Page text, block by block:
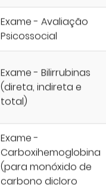
Exame - Avaliação
Psicossocial
Exame - Bilirrubinas
(direta, indireta e
total)
Exame -
Carboxihemoglobina
(para monóxido de
carbono dicloro